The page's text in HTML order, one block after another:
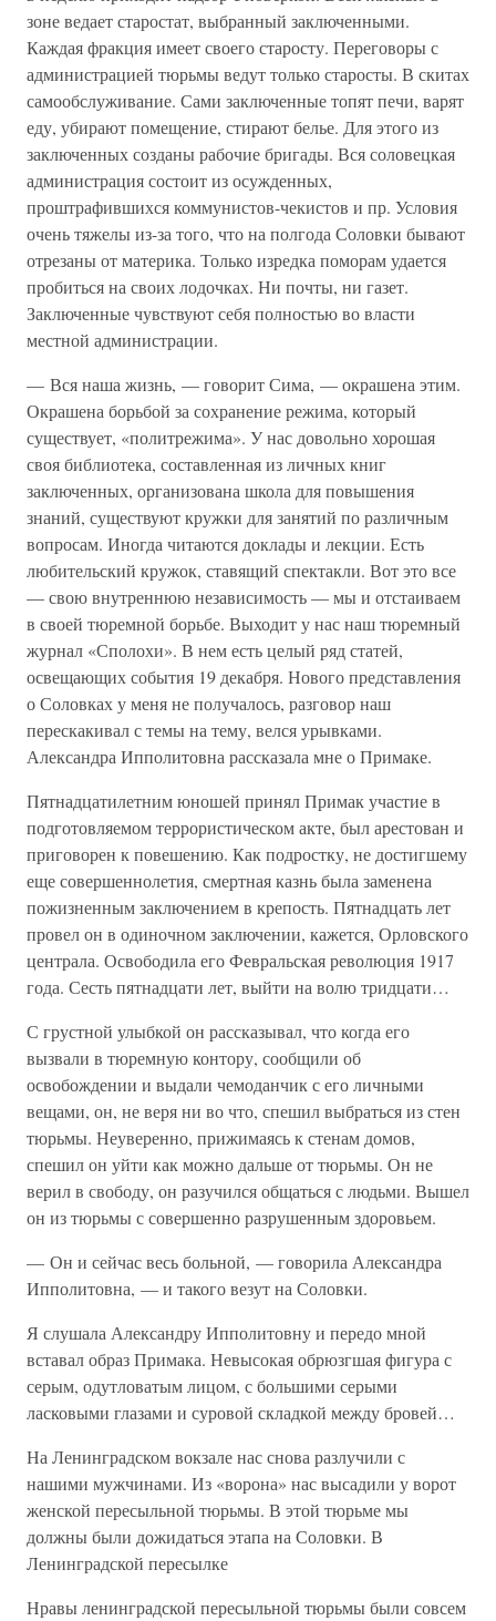
зоне ведает старостат, выбранный заключенными.
Каждая фракция имеет своего старосту. Переговоры с
администрацией тюрьмы ведут только старосты. В скитах
самообслуживание. Сами заключенные топят печи, варят
еду, убирают помещение, стирают белье. Для этого из
заключенных созданы рабочие бригады. Вся соловецкая
администрация состоит из осужденных,
проштрафившихся коммунистов-чекистов и пр. Условия
очень тяжелы из-за того, что на полгода Соловки бывают
отрезаны от материка. Только изредка поморам удается
пробиться на своих лодочках. Ни почты, ни газет.
Заключенные чувствуют себя полностью во власти
местной администрации.
— Вся наша жизнь, — говорит Сима, — окрашена этим.
Окрашена борьбой за сохранение режима, который
существует, «политрежима». У нас довольно хорошая
своя библиотека, составленная из личных книг
заключенных, организована школа для повышения
знаний, существуют кружки для занятий по различным
вопросам. Иногда читаются доклады и лекции. Есть
любительский кружок, ставящий спектакли. Вот это все
— свою внутреннюю независимость — мы и отстаиваем
в своей тюремной борьбе. Выходит у нас наш тюремный
журнал «Сполохи». В нем есть целый ряд статей,
освещающих события 19 декабря. Нового представления
о Соловках у меня не получалось, разговор наш
перескакивал с темы на тему, велся урывками.
Александра Ипполитовна рассказала мне о Примаке.
Пятнадцатилетним юношей принял Примак участие в
подготовляемом террористическом акте, был арестован и
приговорен к повешению. Как подростку, не достигшему
еще совершеннолетия, смертная казнь была заменена
пожизненным заключением в крепость. Пятнадцать лет
провел он в одиночном заключении, кажется, Орловского
централа. Освободила его Февральская революция 1917
года. Сесть пятнадцати лет, выйти на волю тридцати…
С грустной улыбкой он рассказывал, что когда его
вызвали в тюремную контору, сообщили об
освобождении и выдали чемоданчик с его личными
вещами, он, не веря ни во что, спешил выбраться из стен
тюрьмы. Неуверенно, прижимаясь к стенам домов,
спешил он уйти как можно дальше от тюрьмы. Он не
верил в свободу, он разучился общаться с людьми. Вышел
он из тюрьмы с совершенно разрушенным здоровьем.
— Он и сейчас весь больной, — говорила Александра
Ипполитовна, — и такого везут на Соловки.
Я слушала Александру Ипполитовну и передо мной
вставал образ Примака. Невысокая обрюзгшая фигура с
серым, одутловатым лицом, с большими серыми
ласковыми глазами и суровой складкой между бровей…
На Ленинградском вокзале нас снова разлучили с
нашими мужчинами. Из «ворона» нас высадили у ворот
женской пересыльной тюрьмы. В этой тюрьме мы
должны были дожидаться этапа на Соловки. В
Ленинградской пересылке
Нравы ленинградской пересыльной тюрьмы были совсем